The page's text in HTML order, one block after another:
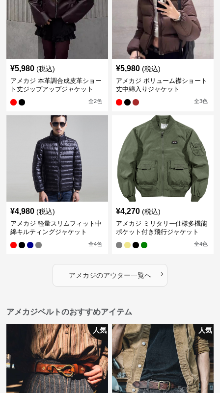
¥5,980 (税込)
アメカジ 本革調合成皮革ショー
ト丈ジップアップジャケット
全2色
¥5,980 (税込)
アメカジ ボリューム襟ショート
丈中綿入りジャケット
全3色
¥4,980 (税込)
アメカジ 軽量スリムフィット中
綿キルティングジャケット
全4色
¥4,270 (税込)
アメカジ ミリタリー仕様多機能
ポケット付き飛行ジャケット
全4色
アメカジのアウター一覧へ ›
アメカジベルトのおすすめアイテム
人気 人気